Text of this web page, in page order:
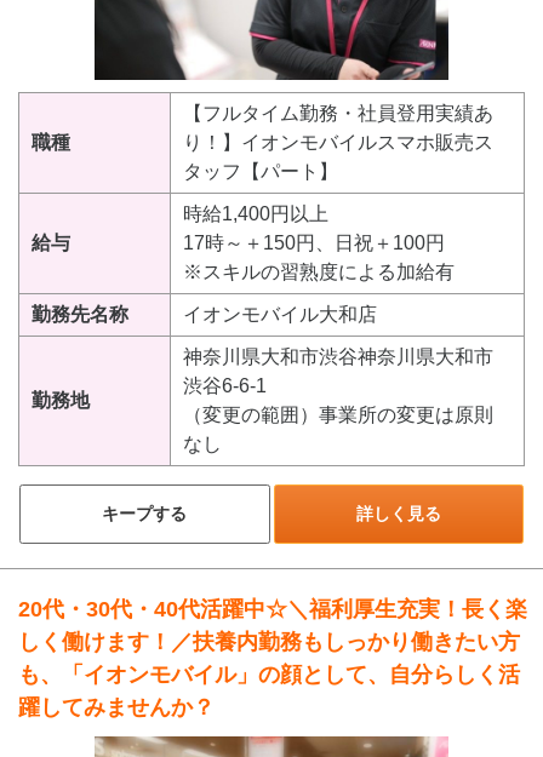
職種
【フルタイム勤務・社員登用実績あ
り！】イオンモバイルスマホ販売ス
タッフ【パート】
給与
時給1,400円以上
17時～＋150円、日祝＋100円
※スキルの習熟度による加給有
勤務先名称 イオンモバイル大和店
勤務地
神奈川県大和市渋谷神奈川県大和市
渋谷6-6-1
（変更の範囲）事業所の変更は原則
なし
キープする 詳しく見る
20代・30代・40代活躍中☆＼福利厚生充実！長く楽
しく働けます！／扶養内勤務もしっかり働きたい方
も、「イオンモバイル」の顔として、自分らしく活
躍してみませんか？